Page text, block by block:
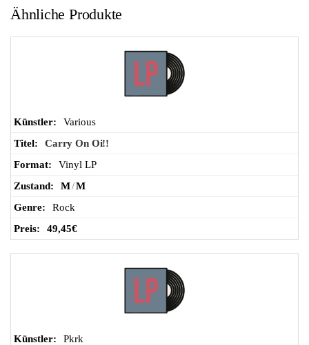
Wa
rb
Ähnliche Produkte
Various
Carry On Oi!!
Vinyl LP
M/M
Rock
49,45€
Pkrk